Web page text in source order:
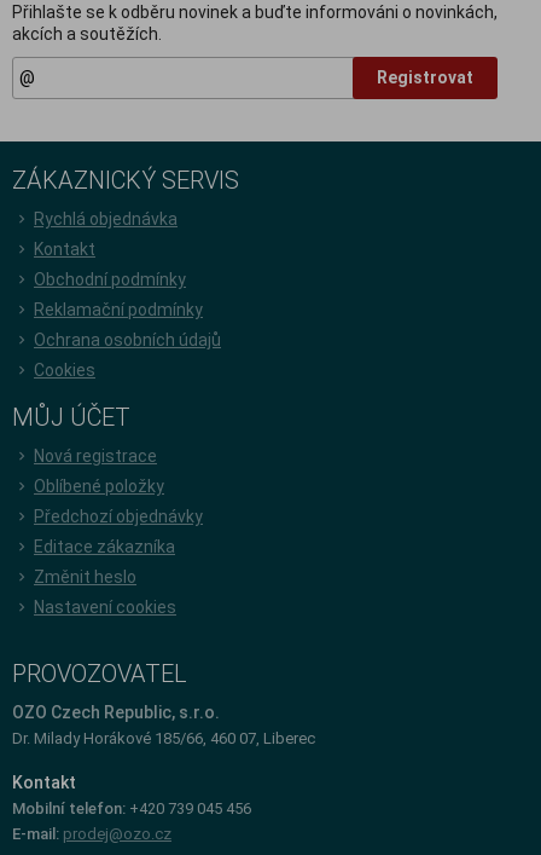
Přihlašte se k odběru novinek a buďte informováni o novinkách,
akcích a soutěžích.
Registrovat
ZÁKAZNICKÝ SERVIS
Rychlá objednávka
Kontakt
Obchodní podmínky
Reklamační podmínky
Ochrana osobních údajů
Cookies
MŮJ ÚČET
Nová registrace
Oblíbené položky
Předchozí objednávky
Editace zákazníka
Změnit heslo
Nastavení cookies
PROVOZOVATEL
OZO Czech Republic, s.r.o.
Dr. Milady Horákové 185/66, 460 07, Liberec
Kontakt
Mobilní telefon: +420 739 045 456
E-mail: prodej@ozo.cz